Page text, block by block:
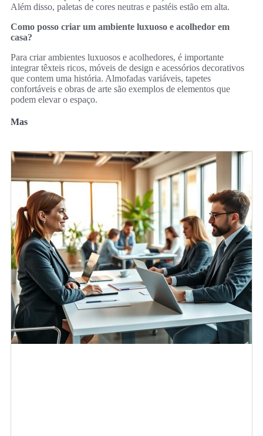
Além disso, paletas de cores neutras e pastéis estão em alta.
Como posso criar um ambiente luxuoso e acolhedor em
casa?
Para criar ambientes luxuosos e acolhedores, é importante
integrar têxteis ricos, móveis de design e acessórios decorativos
que contem uma história. Almofadas variáveis, tapetes
confortáveis e obras de arte são exemplos de elementos que
podem elevar o espaço.
Mas